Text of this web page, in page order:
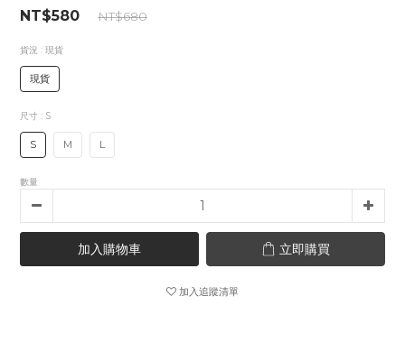
NT$580 NT$680
貨況 : 現貨
現貨
尺寸 : S
S M L
數量
加入購物車 立即購買
加入追蹤清單